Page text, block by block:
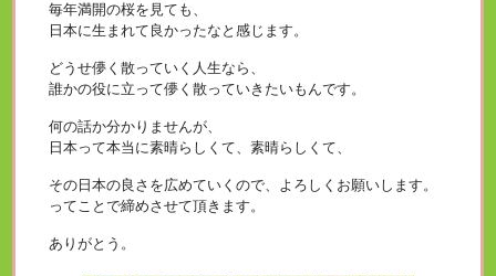
毎年満開の桜を見ても、
日本に生まれて良かったなと感じます。
どうせ儚く散っていく人生なら、
誰かの役に立って儚く散っていきたいもんです。
何の話か分かりませんが、
日本って本当に素晴らしくて、素晴らしくて、
その日本の良さを広めていくので、よろしくお願いします。
ってことで締めさせて頂きます。
ありがとう。